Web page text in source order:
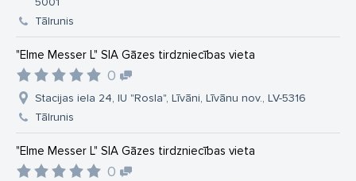
Tālrunis
"Elme Messer L" SIA Gāzes tirdzniecības vieta
0
Stacijas iela 24, IU "Rosla", Līvāni, Līvānu nov., LV-5316
Tālrunis
"Elme Messer L" SIA Gāzes tirdzniecības vieta
0